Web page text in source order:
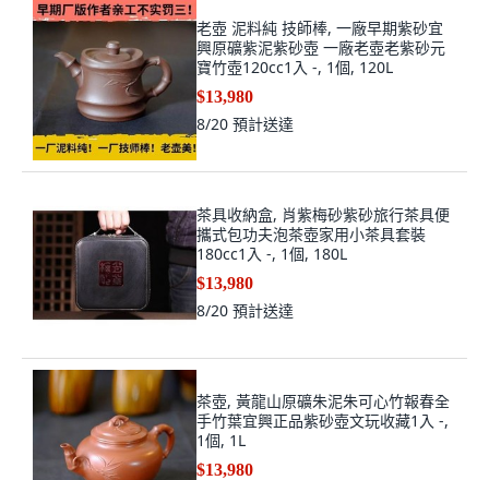
老壺 泥料純 技師棒, 一廠早期紫砂宜
興原礦紫泥紫砂壺 一廠老壺老紫砂元
寶竹壺120cc1入 -, 1個, 120L
$13,980
8/20 預計送達
茶具收納盒, 肖紫梅砂紫砂旅行茶具便
攜式包功夫泡茶壺家用小茶具套裝
180cc1入 -, 1個, 180L
$13,980
8/20 預計送達
茶壺, 黃龍山原礦朱泥朱可心竹報春全
手竹葉宜興正品紫砂壺文玩收藏1入 -,
1個, 1L
$13,980